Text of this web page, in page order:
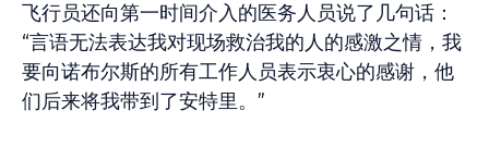
飞行员还向第一时间介入的医务人员说了几句话：
“言语无法表达我对现场救治我的人的感激之情，我
要向诺布尔斯的所有工作人员表示衷心的感谢，他
们后来将我带到了安特里。”